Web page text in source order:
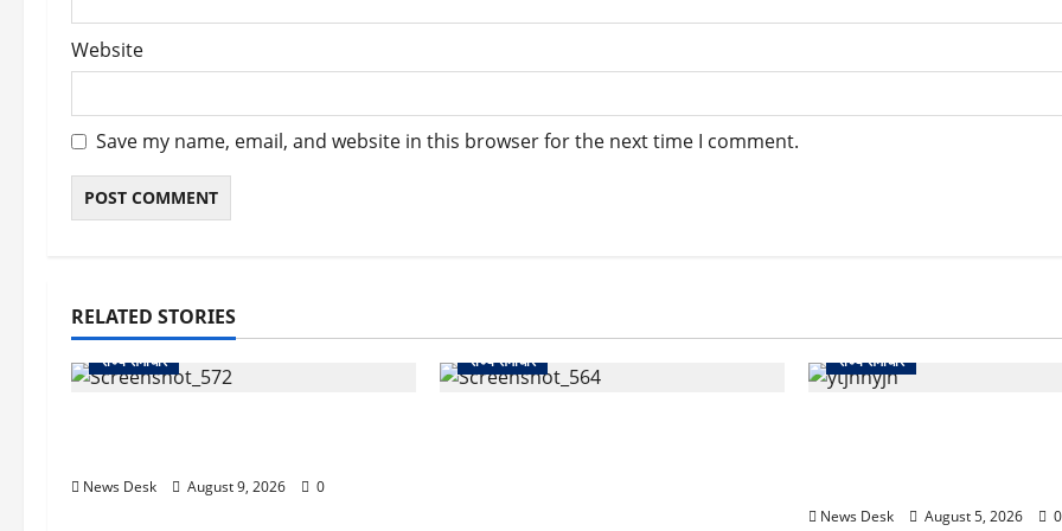
Website
Save my name, email, and website in this browser for the next time I comment.
RELATED STORIES
राज्य समाचार
News Desk August 9, 2026 0
राज्य समाचार राज्य समाचार
News Desk August 5, 2026 0